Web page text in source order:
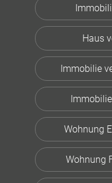
Haus
Immobilie
Wohnung
Wohnung